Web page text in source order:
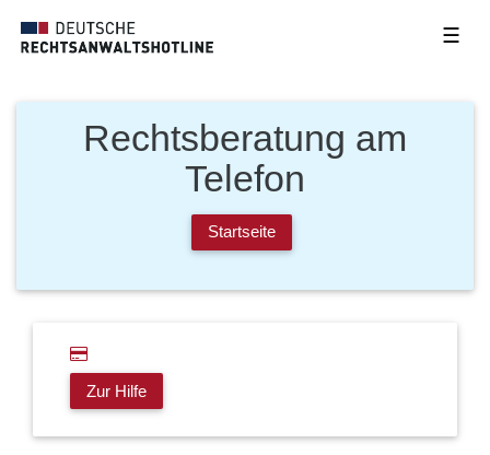
☰
Rechtsberatung am
Telefon
Startseite
Zur Hilfe